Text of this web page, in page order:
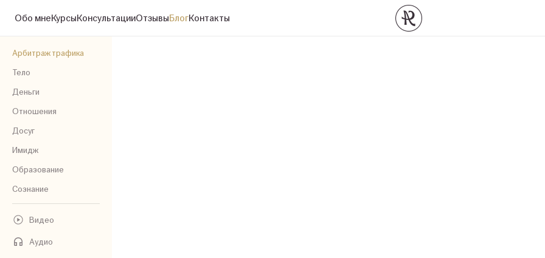
Обо мнеКурсыКонсультацииОтзывыБлогКонтакты
Арбитраж трафика
Тело
Деньги
Отношения
Досуг
Имидж
Образование
Сознание
Видео
Аудио